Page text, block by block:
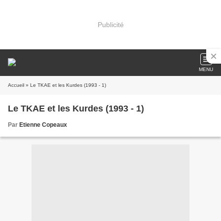
Publicité
MENU
Accueil » Le TKAE et les Kurdes (1993 - 1)
Le TKAE et les Kurdes (1993 - 1)
Par Etienne Copeaux